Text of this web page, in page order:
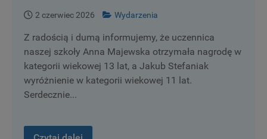
2 czerwiec 2026 Wydarzenia
Z radością i dumą informujemy, że uczennica
naszej szkoły Anna Majewska otrzymała nagrodę w
kategorii wiekowej 13 lat, a Jakub Stefaniak
wyróżnienie w kategorii wiekowej 11 lat.
Serdecznie...